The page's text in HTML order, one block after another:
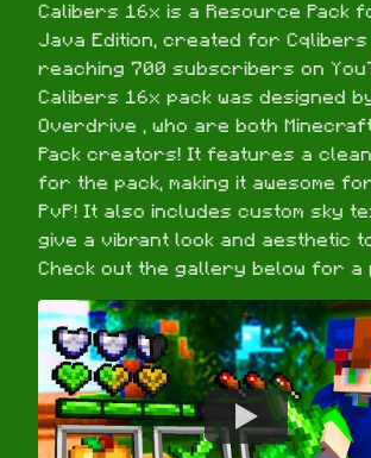
Calibers 16x is a Resource Pack
Java Edition, created for
reaching 700 subscribers on
Calibers 16x pack was designed
Overdrive , who are both
Pack creators! It features a clean
for the pack, making it awesome
PvP! It also includes custom sky
give a vibrant look and aesthetic to
Check out the gallery below for a